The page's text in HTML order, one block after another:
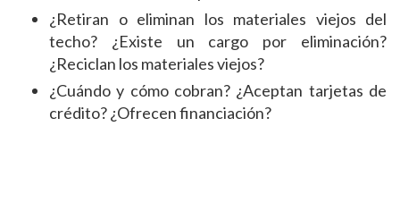
¿Retiran o eliminan los materiales viejos del
techo? ¿Existe un cargo por eliminación?
¿Reciclan los materiales viejos?
¿Cuándo y cómo cobran? ¿Aceptan tarjetas de
crédito? ¿Ofrecen financiación?